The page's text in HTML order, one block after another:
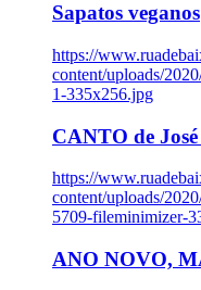
Sapatos veganos
https://
content/uploads/
1-335x256.jpg
CANTO de
https://
content/uploads/
5709-fileminimizer-
ANO NOVO,